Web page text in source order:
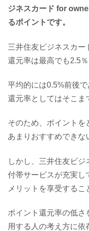
ジネスカード for
るポイントです。
三井住友ビジネスカー
還元率は最高でも2.5％
平均的には0.5%前後
還元率としてはそこま
そのため、ポイントを
あまりおすすめできな
しかし、三井住友ビ
付帯サービスが充実し
メリットを享受するこ
ポイント還元率の低さ
用する人の考え方に依